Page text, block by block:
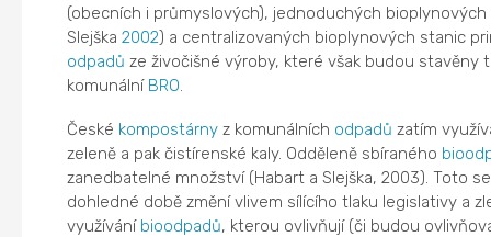
(obecních i průmyslových), jednoduchých bioplynových
Slejška 2002) a centralizovaných bioplynových stanic
odpadů ze živočišné výroby, které však budou stavěny
komunální BRO.
České kompostárnyz komunálních odpadů zatím
zeleně a pak čistírenské kaly. Odděleně sbíraného
zanedbatelné množství (Habart a Slejška, 2003). Toto
dohledné době změní vlivem sílícího tlaku legislativy a
využívání bioodpadů, kterou ovlivňují (či budou